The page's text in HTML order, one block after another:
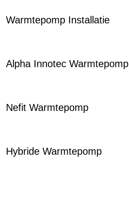
Warmtepomp Installatie
Alpha Innotec Warmtepomp
Nefit Warmtepomp
Hybride Warmtepomp